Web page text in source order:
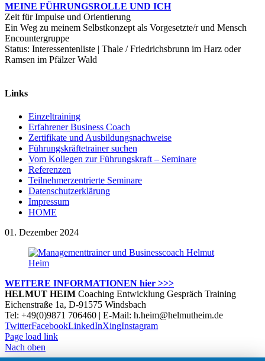
MEINE FÜHRUNGSROLLE UND ICH
Zeit für Impulse und Orientierung
Ein Weg zu meinem Selbstkonzept als Vorgesetzte/r und Mensch
Encountergruppe
Status: Interessentenliste | Thale / Friedrichsbrunn im Harz oder
Ramsen im Pfälzer Wald
Links
Einzeltraining
Erfahrener Business Coach
Zertifikate und Ausbildungsnachweise
Führungskräftetrainer suchen
Vom Kollegen zur Führungskraft – Seminare
Referenzen
Teilnehmerzentrierte Seminare
Datenschutzerklärung
Impressum
HOME
01. Dezember 2024
WEITERE INFORMATIONEN hier >>>
HELMUT HEIM Coaching Entwicklung Gespräch Training
Eichenstraße 1a, D-91575 Windsbach
Tel: +49(0)9871 706460 | E-Mail: h.heim@helmutheim.de
TwitterFacebookLinkedInXingInstagram
Page load link
Nach oben